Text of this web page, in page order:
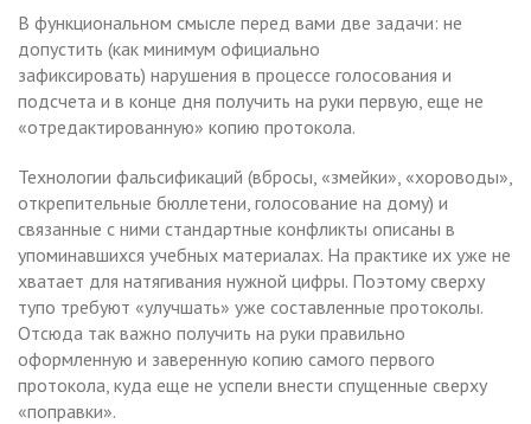
В функциональном смысле перед вами две задачи: не
допустить (как минимум официально
зафиксировать) нарушения в процессе голосования и
подсчета и в конце дня получить на руки первую, еще не
«отредактированную» копию протокола.
Технологии фальсификаций (вбросы, «змейки», «хороводы»,
открепительные бюллетени, голосование на дому) и
связанные с ними стандартные конфликты описаны в
упоминавшихся учебных материалах. На практике их уже не
хватает для натягивания нужной цифры. Поэтому сверху
тупо требуют «улучшать» уже составленные протоколы.
Отсюда так важно получить на руки правильно
оформленную и заверенную копию самого первого
протокола, куда еще не успели внести спущенные сверху
«поправки».